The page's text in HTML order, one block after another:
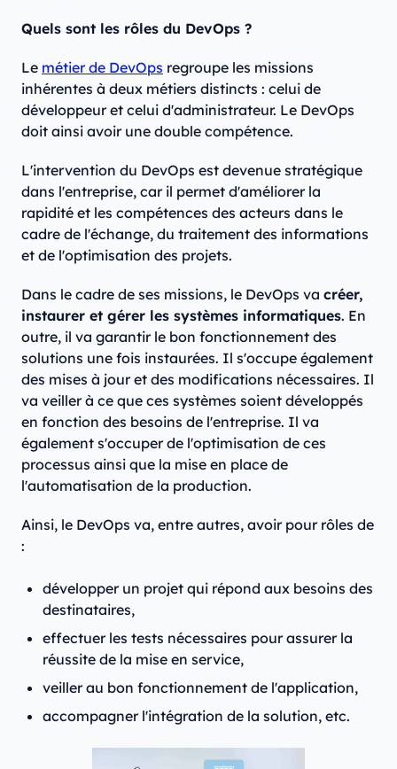
Quels sont les rôles du DevOps ?
Le métier de DevOps regroupe les missions
inhérentes à deux métiers distincts : celui de
développeur et celui d'administrateur. Le DevOps
doit ainsi avoir une double compétence.
L'intervention du DevOps est devenue stratégique
dans l'entreprise, car il permet d'améliorer la
rapidité et les compétences des acteurs dans le
cadre de l'échange, du traitement des informations
et de l'optimisation des projets.
Dans le cadre de ses missions, le DevOps va créer,
instaurer et gérer les systèmes informatiques. En
outre, il va garantir le bon fonctionnement des
solutions une fois instaurées. Il s'occupe également
des mises à jour et des modifications nécessaires. Il
va veiller à ce que ces systèmes soient développés
en fonction des besoins de l'entreprise. Il va
également s'occuper de l'optimisation de ces
processus ainsi que la mise en place de
l'automatisation de la production.
Ainsi, le DevOps va, entre autres, avoir pour rôles de
:
développer un projet qui répond aux besoins des
destinataires,
effectuer les tests nécessaires pour assurer la
réussite de la mise en service,
veiller au bon fonctionnement de l'application,
accompagner l'intégration de la solution, etc.